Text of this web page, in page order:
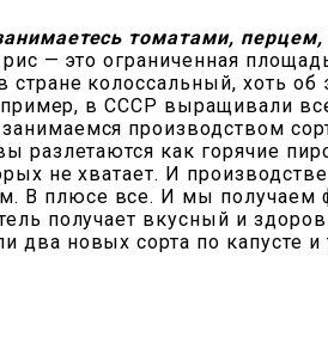
томатами,
— это ограниченная
колоссальный, хоть
в СССР выращивали
производством
как горячие
не хватает. И
В плюсе все. И мы получаем
получает вкусный и
новых сорта по капусте